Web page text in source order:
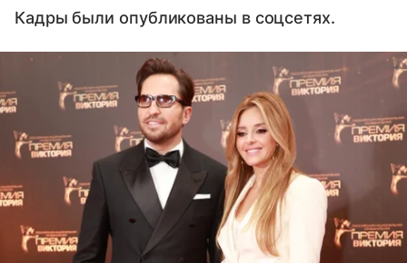
Кадры были опубликованы в соцсетях.